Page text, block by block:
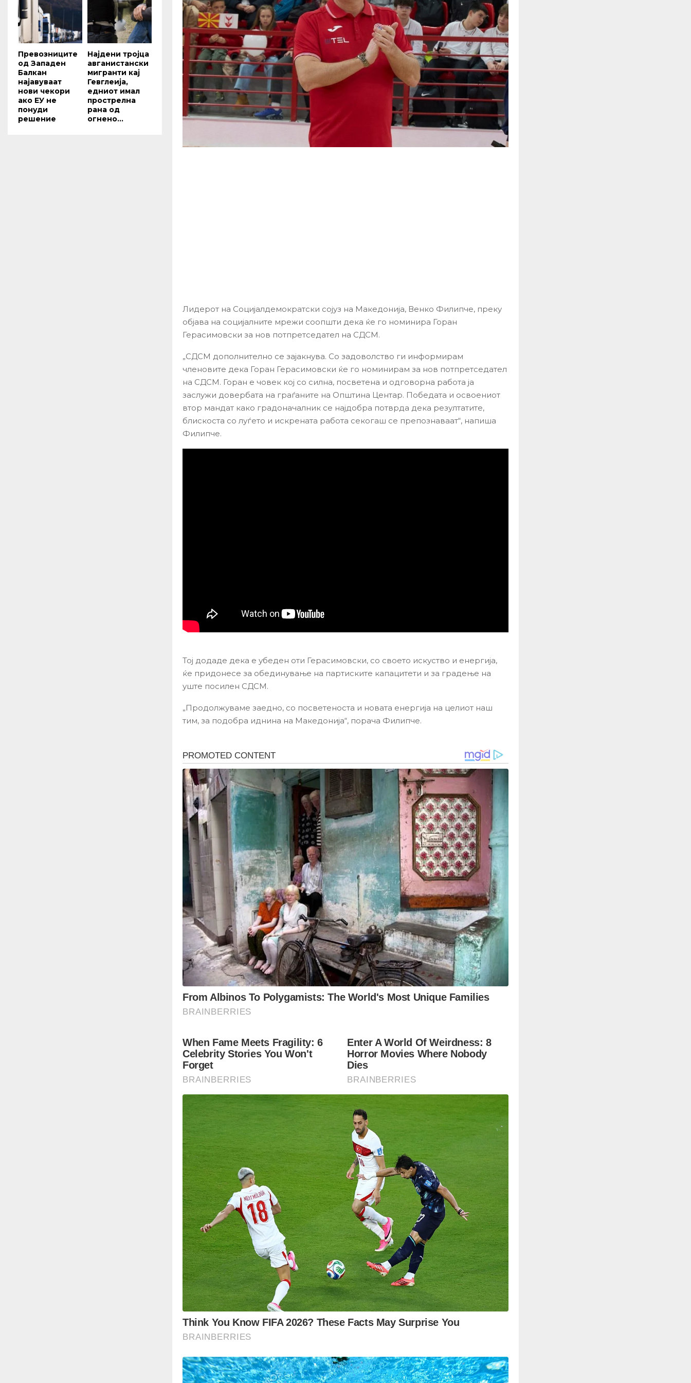
Лидерот на Социјалдемократски сојуз на Македонија, Венко Филипче, преку
објава на социјалните мрежи соопшти дека ќе го номинира Горан
Герасимовски за нов потпретседател на СДСМ.
„СДСМ дополнително се зајакнува. Со задоволство ги информирам
членовите дека Горан Герасимовски ќе го номинирам за нов потпретседател
на СДСМ. Горан е човек кој со силна, посветена и одговорна работа ја
заслужи довербата на граѓаните на Општина Центар. Победата и освоениот
втор мандат како градоначалник се најдобра потврда дека резултатите,
блискоста со луѓето и искрената работа секогаш се препознаваат“, напиша
Филипче.
Тој додаде дека е убеден оти Герасимовски, со своето искуство и енергија,
ќе придонесе за обединување на партиските капацитети и за градење на
уште посилен СДСМ.
„Продолжуваме заедно, со посветеноста и новата енергија на целиот наш
тим, за подобра иднина на Македонија“, порача Филипче.
Превозниците
од Западен
Балкан
најавуваат
нови чекори
ако ЕУ не
понуди
решение
Најдени тројца
авганистански
мигранти кај
Гевглеија,
едниот имал
прострелна
рана од
огнено...